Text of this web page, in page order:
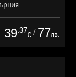
39.37
€ / 77лв.